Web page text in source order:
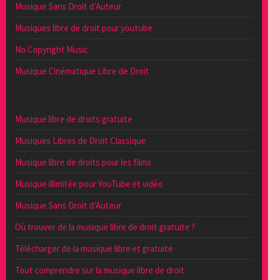
Musique Sans Droit d’Auteur
Musiques libre de droit pour youtube
No Copyright Music
Musique Cinématique Libre de Droit
Musique libre de droits gratuite
Musiques Libres de Droit Classique
Musique libre de droits pour les films
Musique illimitée pour YouTube et vidéo
Musique Sans Droit d’Auteur
Où trouver de la musique libre de droit gratuite ?
Télécharger de la musique libre et gratuite
Tout comprendre sur la musique libre de droit